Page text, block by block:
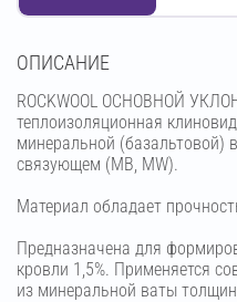
OПИСАНИЕ
ROCKWOOL ОСНОВНОЙ
теплоизоляционная
минеральной (базальтовой)
связующем (МВ, MW).
Материал обладает
Предназначена для
кровли 1,5%. Применяется
из минеральной ваты